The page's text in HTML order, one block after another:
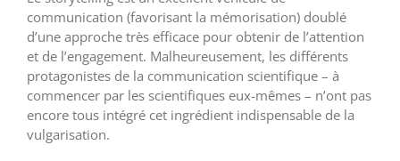
communication (favorisant la mémorisation) doublé
d’une approche très efficace pour obtenir de l’attention
et de l’engagement. Malheureusement, les différents
protagonistes de la communication scientifique – à
commencer par les scientifiques eux-mêmes – n’ont pas
encore tous intégré cet ingrédient indispensable de la
vulgarisation.